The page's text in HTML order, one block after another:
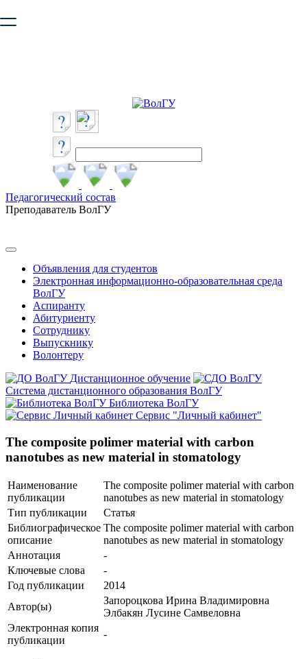
безопасную работу с сайтом. Пожалуйста
Педагогический состав
Преподаватель ВолГУ
Объявления для студентов
Электронная информационно-образовательная среда
ВолГУ
Аспиранту
Абитуриенту
Сотруднику
Выпускнику
Волонтеру
Дистанционное обучение
Система дистанционного образования ВолГУ
Библиотека ВолГУ
Сервис "Личный кабинет"
The composite polimer material with carbon
nanotubes as new material in stomatology
Наименование
публикации
The composite polimer material with carbon
nanotubes as new material in stomatology
Тип публикации
Статья
Библиографическое
описание
The composite polimer material with carbon
nanotubes as new material in stomatology
Аннотация
-
Ключевые cлова
-
Год публикации
2014
Автор(ы)
Запороцкова Ирина Владимировна
Элбакян Лусине Самвеловна
Электронная копия
публикации
-